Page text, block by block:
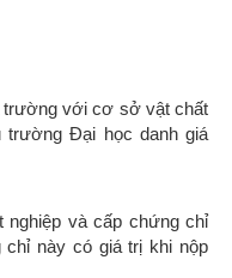
với cơ sở vật chất
trường Đại học danh giá
và cấp chứng chỉ
này có giá trị khi nộp